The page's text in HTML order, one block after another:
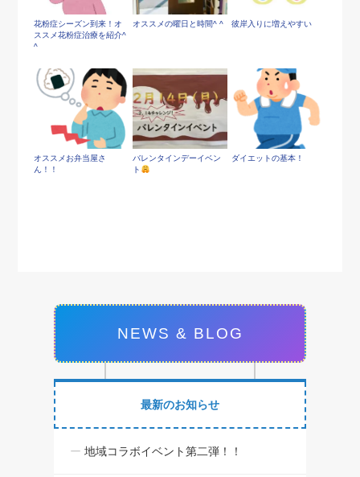
花粉症シーズン到来！オ
ススメ花粉症治療を紹介^
^
オススメの曜日と時間^ ^ 彼岸入りに増えやすい
オススメお弁当屋さ
ん！！
バレンタインデーイベン
ト
ダイエットの基本！
NEWS & BLOG
最新のお知らせ
地域コラボイベント第二弾！！